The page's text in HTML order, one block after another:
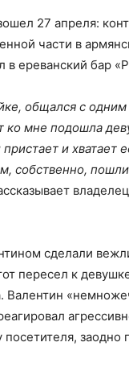
27 апреля:
части в
в ереванский бар
общался с
ко мне подошла
и хватает
собственно, пошли
сделали
пересел к
Валентин
посетителя, заодно